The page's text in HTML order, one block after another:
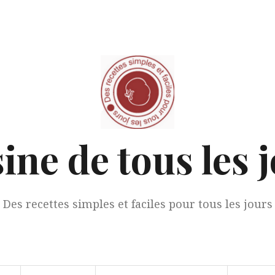
de tous les
Des recettes simples et faciles pour tous les jours